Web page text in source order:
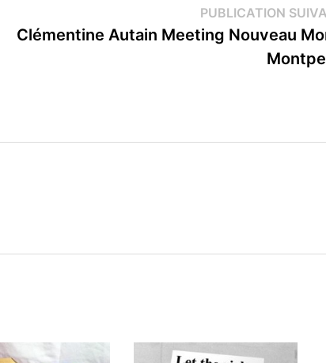
PUBLICATION
Clémentine Autain Meeting Nouveau